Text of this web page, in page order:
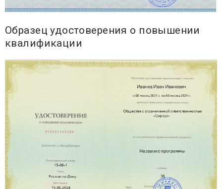
Образец удостоверения о повышении
квалификации